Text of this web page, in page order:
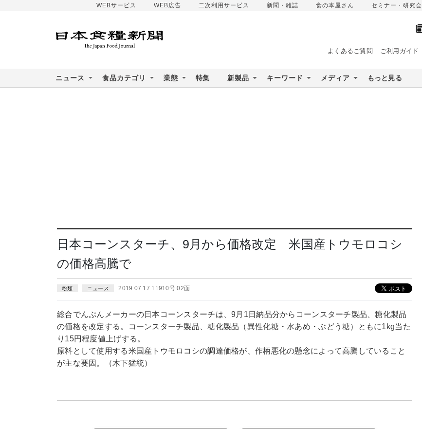
WEBサービス WEB広告 二次利用サービス 新聞・雑誌 食の本屋さん セミナー・研究会
よくあるご質問 ご利用ガイド
ニュース 食品カテゴリ 業態 特集 新製品 キーワード メディア もっと見る
日本コーンスターチ、9月から価格改定 米国産トウモロコシ
の価格高騰で
粉類 ニュース 2019.07.17 11910号 02面
総合でんぷんメーカーの日本コーンスターチは、9月1日納品分からコーンスターチ製品、糖化製品
の価格を改定する。コーンスターチ製品、糖化製品（異性化糖・水あめ・ぶどう糖）ともに1kg当た
り15円程度値上げする。
原料として使用する米国産トウモロコシの調達価格が、作柄悪化の懸念によって高騰していること
が主な要因。（木下猛統）